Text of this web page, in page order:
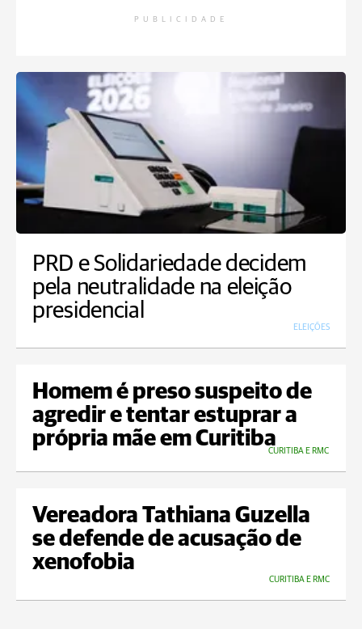
PUBLICIDADE
PRD e Solidariedade decidem
pela neutralidade na eleição
presidencial
ELEIÇÕES
Homem é preso suspeito de
agredir e tentar estuprar a
própria mãe em Curitiba
CURITIBA E RMC
Vereadora Tathiana Guzella
se defende de acusação de
xenofobia
CURITIBA E RMC